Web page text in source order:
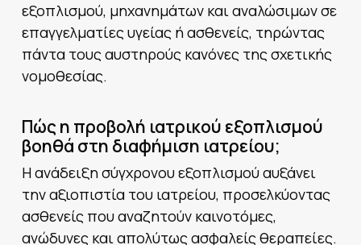
εξοπλισμού, μηχανημάτων και αναλώσιμων σε
επαγγελματίες υγείας ή ασθενείς, τηρώντας
πάντα τους αυστηρούς κανόνες της σχετικής
νομοθεσίας.
Πώς η προβολή ιατρικού εξοπλισμού
βοηθά στη διαφήμιση ιατρείου;
Η ανάδειξη σύγχρονου εξοπλισμού αυξάνει
την αξιοπιστία του ιατρείου, προσελκύοντας
ασθενείς που αναζητούν καινοτόμες,
ανώδυνες και απολύτως ασφαλείς θεραπείες.